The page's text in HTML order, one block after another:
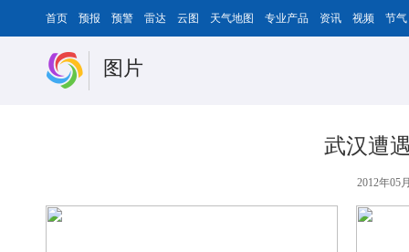
首页 预报 预警 雷达 云图 天气地图 专业产品 资讯 视频 节气
图片
武汉遭
2012年05